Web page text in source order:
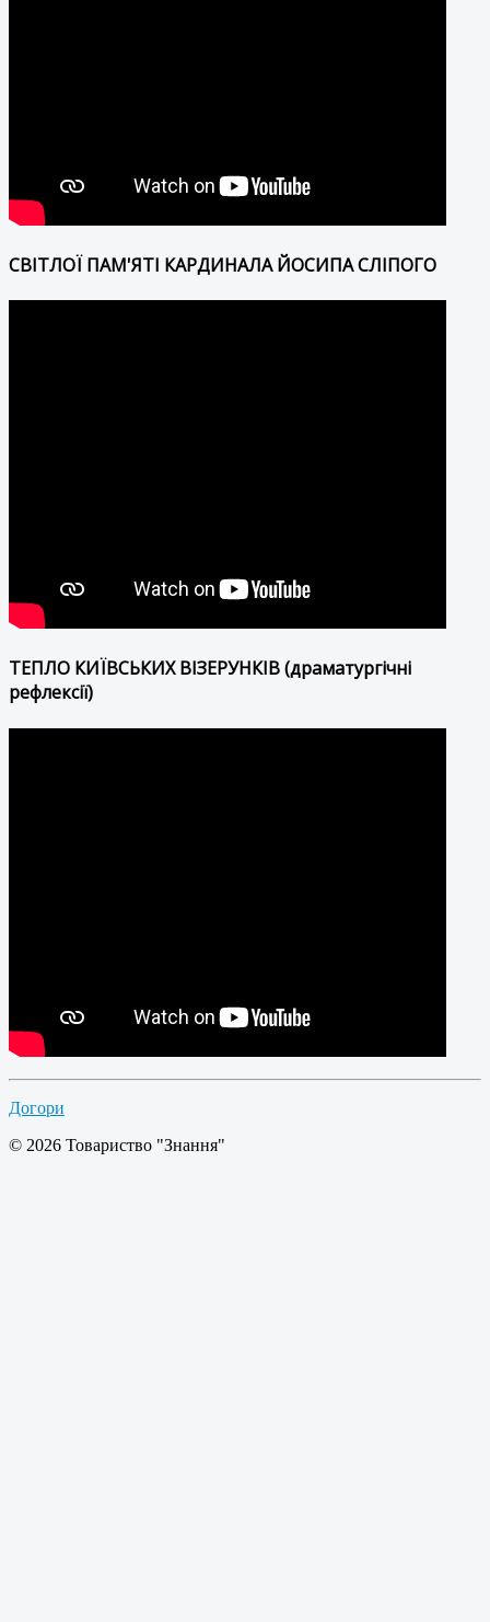
СВІТЛОЇ ПАМ'ЯТІ КАРДИНАЛА ЙОСИПА СЛІПОГО
ТЕПЛО КИЇВСЬКИХ ВІЗЕРУНКІВ (драматургічні
рефлексії)
Догори
© 2026 Товариство "Знання"